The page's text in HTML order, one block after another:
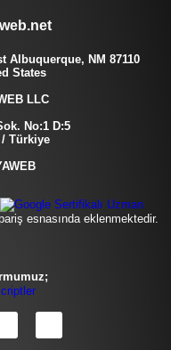
Albuquerque, NM 87110
States
LLC
No:1 D:5
Türkiye
esnasında eklenmektedir.